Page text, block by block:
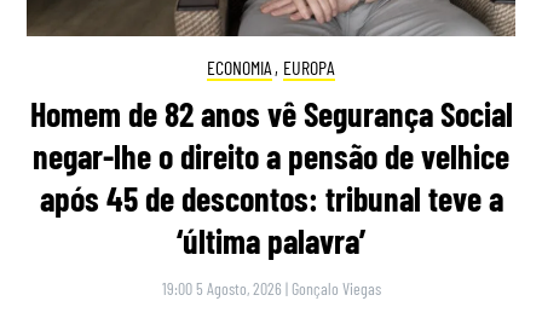
ECONOMIA , EUROPA
Homem de 82 anos vê Segurança Social
negar-lhe o direito a pensão de velhice
após 45 de descontos: tribunal teve a
‘última palavra’
19:00 5 Agosto, 2026 | Gonçalo Viegas